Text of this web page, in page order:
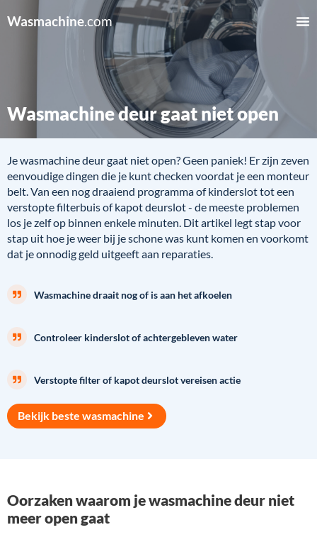
Wasmachine.com
Wasmachine deur gaat niet open
Je wasmachine deur gaat niet open? Geen paniek! Er zijn zeven
eenvoudige dingen die je kunt checken voordat je een monteur
belt. Van een nog draaiend programma of kinderslot tot een
verstopte filterbuis of kapot deurslot - de meeste problemen
los je zelf op binnen enkele minuten. Dit artikel legt stap voor
stap uit hoe je weer bij je schone was kunt komen en voorkomt
dat je onnodig geld uitgeeft aan reparaties.
Wasmachine draait nog of is aan het afkoelen
Controleer kinderslot of achtergebleven water
Verstopte filter of kapot deurslot vereisen actie
Bekijk beste wasmachine
Oorzaken waarom je wasmachine deur niet
meer open gaat